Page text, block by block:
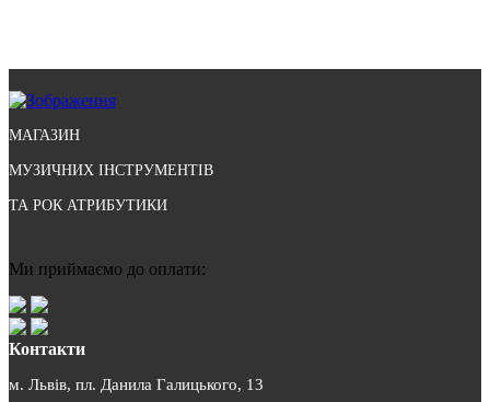
МАГАЗИН
МУЗИЧНИХ ІНСТРУМЕНТІВ
ТА РОК АТРИБУТИКИ
Ми приймаємо до оплати:
Контакти
м. Львів, пл. Данила Галицького, 13